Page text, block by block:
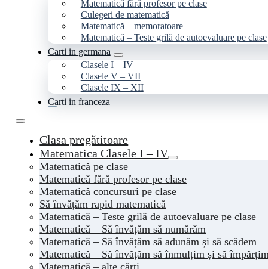
Matematică fără profesor pe clase
Culegeri de matematică
Matematică – memoratoare
Matematică – Teste grilă de autoevaluare pe clase
Carti in germana
Clasele I – IV
Clasele V – VII
Clasele IX – XII
Carti in franceza
Clasa pregătitoare
Matematica Clasele I – IV
Matematică pe clase
Matematică fără profesor pe clase
Matematică concursuri pe clase
Să învățăm rapid matematică
Matematică – Teste grilă de autoevaluare pe clase
Matematică – Să învățăm să numărăm
Matematică – Să învățăm să adunăm și să scădem
Matematică – Să învățăm să înmulțim și să
Matematică – alte cărți